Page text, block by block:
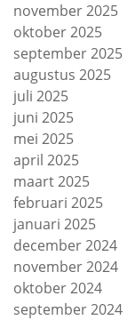
november 2025
oktober 2025
september 2025
augustus 2025
juli 2025
juni 2025
mei 2025
april 2025
maart 2025
februari 2025
januari 2025
december 2024
november 2024
oktober 2024
september 2024